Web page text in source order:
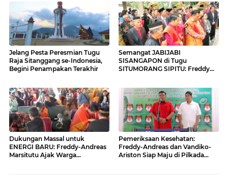
Jelang Pesta Peresmian Tugu
Raja Sitanggang se-Indonesia,
Begini Penampakan Terakhir
Semangat JABIJABI
SISANGAPON di Tugu
SITUMORANG SIPITU: Freddy
Dukungan Massal untuk
ENERGI BARU: Freddy-Andreas
Marsitutu Ajak Warga
Pemeriksaan Kesehatan:
Freddy-Andreas dan Vandiko-
Ariston Siap Maju di Pilkada